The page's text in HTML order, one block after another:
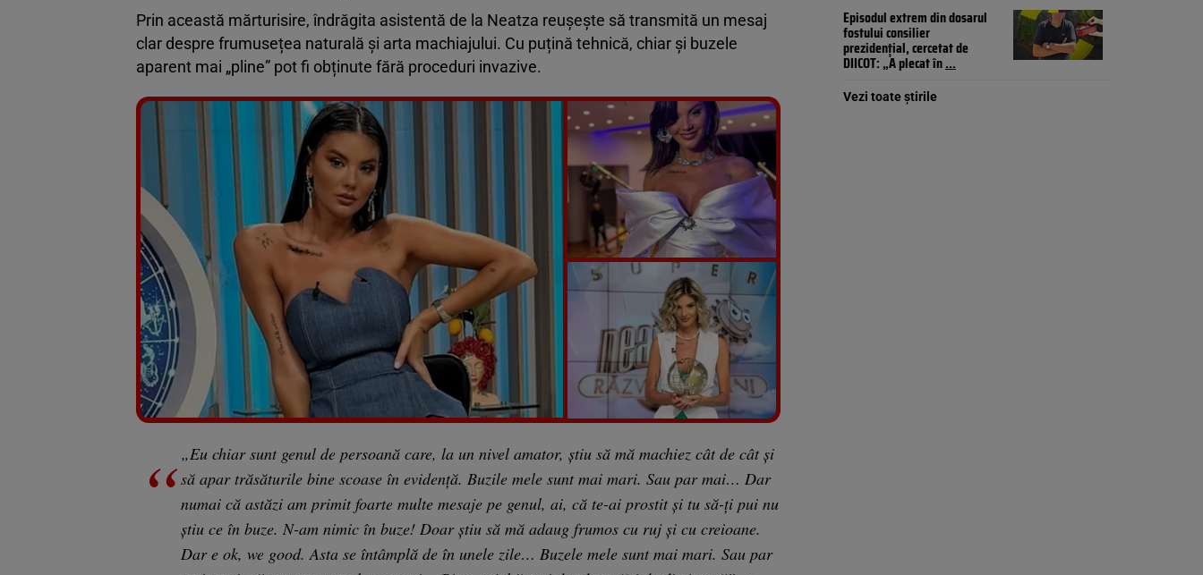
Prin această mărturisire, îndrăgita asistentă de la Neatza reușește să transmită un mesaj
clar despre frumusețea naturală și arta machiajului. Cu puțină tehnică, chiar și buzele
aparent mai „pline” pot fi obținute fără proceduri invazive.
Vezi galeria foto
7 poze
„Eu chiar sunt genul de persoană care, la un nivel amator, știu să mă machiez cât de cât și
să apar trăsăturile bine scoase în evidență. Buzile mele sunt mai mari. Sau par mai… Dar
numai că astăzi am primit foarte multe mesaje pe genul, ai, că te-ai prostit și tu să-ți pui nu
știu ce în buze. N-am nimic în buze! Doar știu să mă adaug frumos cu ruj și cu creioane.
Dar e ok, we good. Asta se întâmplă de în unele zile… Buzele mele sunt mai mari. Sau par
Episodul extrem din dosarul
fostului consilier
prezidențial, cercetat de
DIICOT: „A plecat în...
Vezi toate știrile